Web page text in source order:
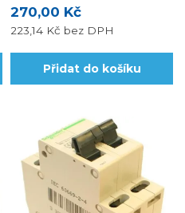
270,00 Kč
223,14 Kč bez DPH
Přidat do košíku